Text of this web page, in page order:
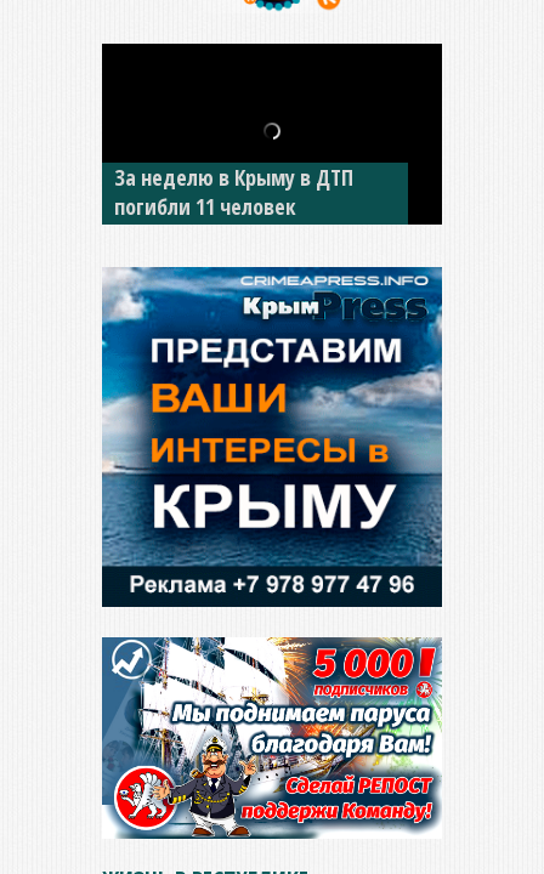
В Джанкое водитель ВАЗа
сбил двух детей на «зебре»